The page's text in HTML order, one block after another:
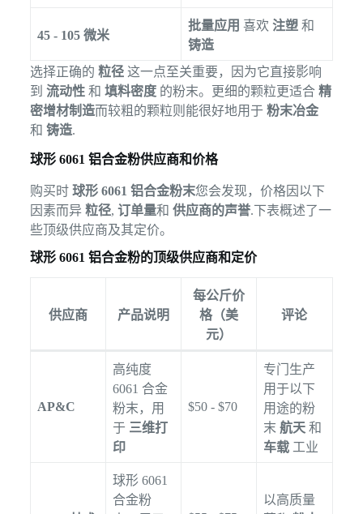
45 - 105 微米
批量应用 喜欢 注塑和
铸造
选择正确的 粒径这一点至关重要，因为它直接影响
到 流动性和 填料密度的粉末。更细的颗粒更适合 精
密增材制造而较粗的颗粒则能很好地用于 粉末冶金
和 铸造.
球形 6061 铝合金粉供应商和价格
购买时 球形 6061 铝合金粉末您会发现，价格因以下
因素而异 粒径, 订单量和 供应商的声誉.下表概述了一
些顶级供应商及其定价。
球形 6061 铝合金粉的顶级供应商和定价
供应商 产品说明
每公斤价
格（美
元）
评论
AP&C
高纯度
6061 合金
粉末，用
于 三维打
印
$50 - $70
专门生产
用于以下
用途的粉
末 航天和
车载工业
球形 6061
合金粉
以高质量